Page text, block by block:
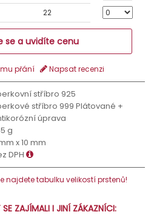
22
se a uvidíte cenu
přání Napsat recenzi
stříbro 925
stříbro 999 Plátované +
úprava
g
x 10 mm
DPH
najdete tabulku velikostí prstenů!
ZAJÍMALI I JINÍ ZÁKAZNÍCI: